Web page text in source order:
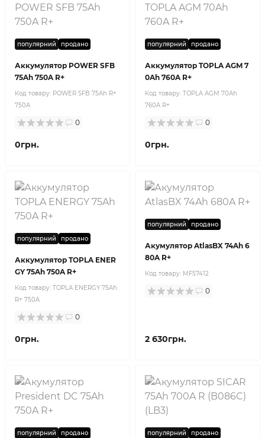
популярний продано
Аккумулятор POWER SFB
75Ah 750A R+
Код товару: POWER SFB 75Ah R+
750A
0
0грн.
популярний продано
Аккумулятор TOPLA AGM 7
0Ah 760A R+
Код товару: TOPLA AGM 70Ah
760A R+
0
0грн.
популярний продано
Аккумулятор TOPLA ENER
GY 75Ah 750A R+
Код товару: TOPLA ENERGY 75Ah
R+ 750A
0
0грн.
популярний продано
Акумулятор AtlasBX 74Ah 6
80A R+
Код товару: MF57412
0
2 630грн.
популярний продано популярний продано